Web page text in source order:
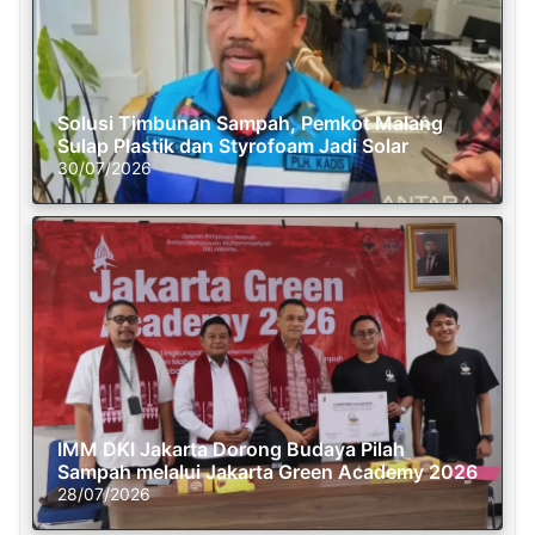
Solusi Timbunan Sampah, Pemkot Malang
Sulap Plastik dan Styrofoam Jadi Solar
30/07/2026
IMM DKI Jakarta Dorong Budaya Pilah
Sampah melalui Jakarta Green Academy 2026
28/07/2026